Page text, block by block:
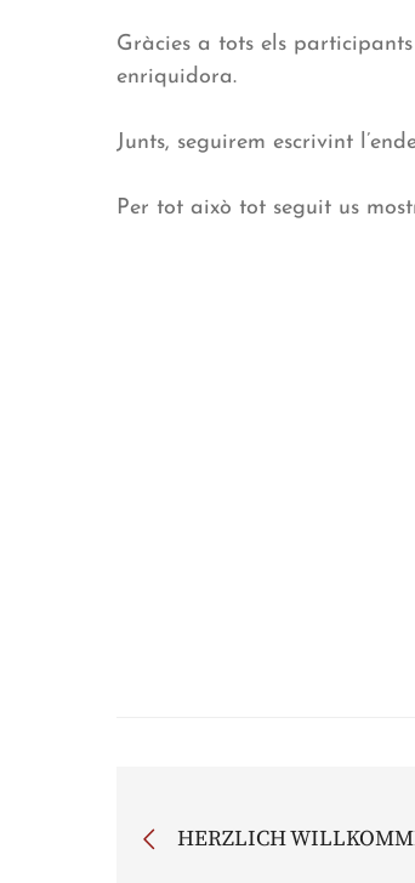
Gràcies a tots els
enriquidora.
Junts, seguirem escrivint
Per tot això tot seguit us
HERZLICH